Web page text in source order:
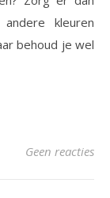
kleuren
behoud je wel
Geen reacties